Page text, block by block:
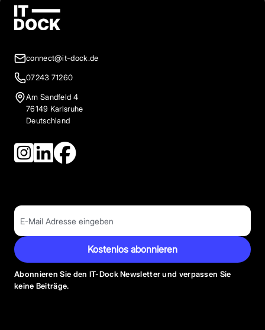
connect@it-dock.de
07243 71260
Am Sandfeld 4
76149 Karlsruhe
Deutschland
Kostenlos abonnieren
Abonnieren Sie den IT-Dock Newsletter und verpassen Sie
keine Beiträge.